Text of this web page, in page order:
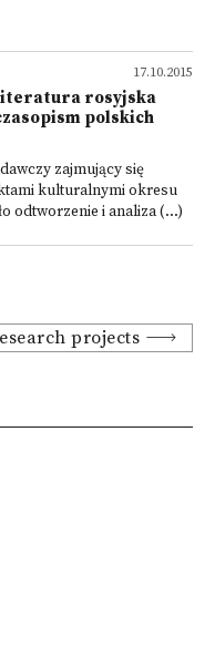
17.10.2015
rosyjska
polskich
zajmujący się
kulturalnymi okresu
odtworzenie i analiza (...)
projects